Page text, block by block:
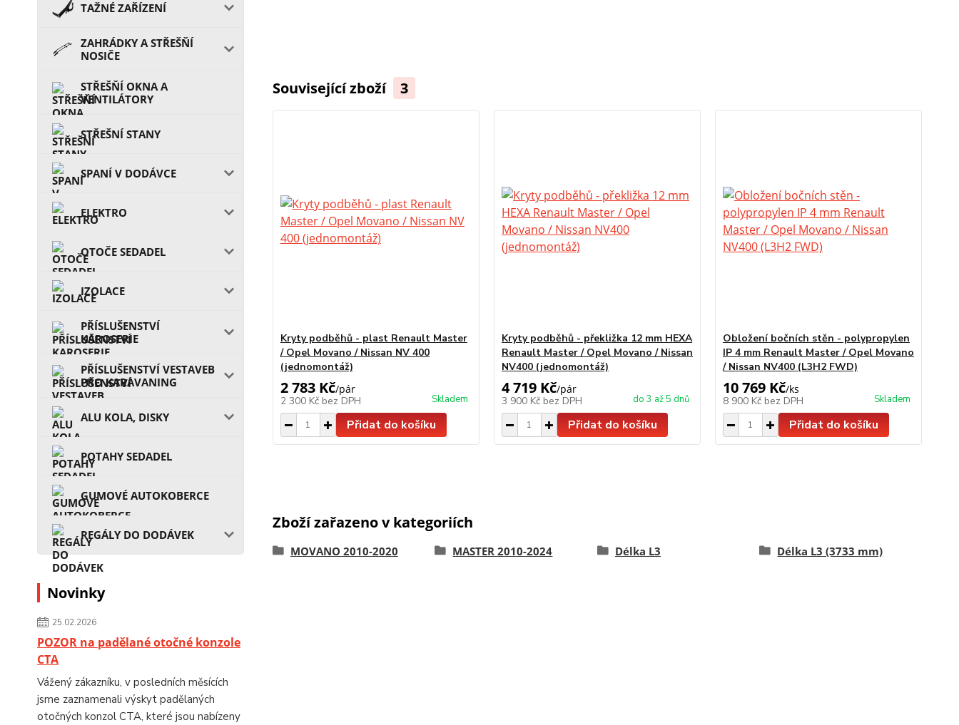
TAŽNÉ ZAŘÍZENÍ
ZAHRÁDKY A STŘEŠŇÍ
NOSIČE
STŘEŠŇÍ OKNA A
VENTILÁTORY
STŘEŠNÍ STANY
SPANÍ V DODÁVCE
ELEKTRO
OTOČE SEDADEL
IZOLACE
PŘÍSLUŠENSTVÍ
KAROSERIE
PŘÍSLUŠENSTVÍ VESTAVEB
PRO KARAVANING
ALU KOLA, DISKY
POTAHY SEDADEL
GUMOVÉ AUTOKOBERCE
REGÁLY DO DODÁVEK
Novinky
25.02.2026
POZOR na padělané otočné konzole
CTA
Vážený zákazníku, v posledních měsících
jsme zaznamenali výskyt padělaných
otočných konzol CTA, které jsou nabízeny
Související zboží 3
Kryty podběhů - plast Renault Master
/ Opel Movano / Nissan NV 400
(jednomontáž)
2 783 Kč/pár
2 300 Kč bez DPH Skladem
Přidat do košíku
Kryty podběhů - překližka 12 mm HEXA
Renault Master / Opel Movano / Nissan
NV400 (jednomontáž)
4 719 Kč/pár
3 900 Kč bez DPH do 3 až 5 dnů
Přidat do košíku
Obložení bočních stěn - polypropylen
IP 4 mm Renault Master / Opel Movano
/ Nissan NV400 (L3H2 FWD)
10 769 Kč/ks
8 900 Kč bez DPH Skladem
Přidat do košíku
Zboží zařazeno v kategoriích
MOVANO 2010-2020 MASTER 2010-2024 Délka L3 Délka L3 (3733 mm)